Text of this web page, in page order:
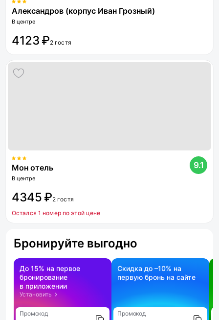
Александров (корпус Иван Грозный)
В центре
4123 ₽2 гостя
Мон отель
В центре
9.1
4345 ₽2 гостя
Остался 1 номер по этой цене
Бронируйте выгодно
До 15% на первое
бронирование
в приложении
Установить
Промокод
Скидка до –10% на
первую бронь на сайте
Промокод